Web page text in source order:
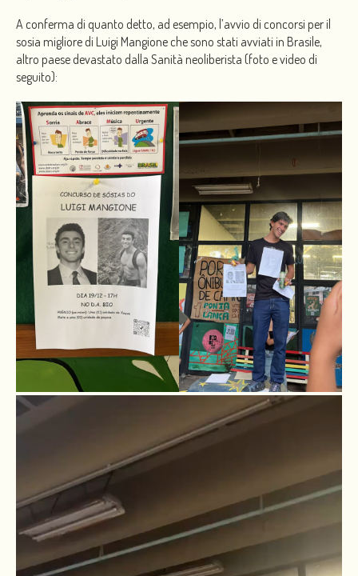
A conferma di quanto detto, ad esempio, l’avvio di concorsi per il
sosia migliore di Luigi Mangione che sono stati avviati in Brasile,
altro paese devastato dalla Sanità neoliberista (foto e video di
seguito):